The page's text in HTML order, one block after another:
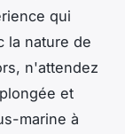
qui
la nature de
n'attendez
et
marine à